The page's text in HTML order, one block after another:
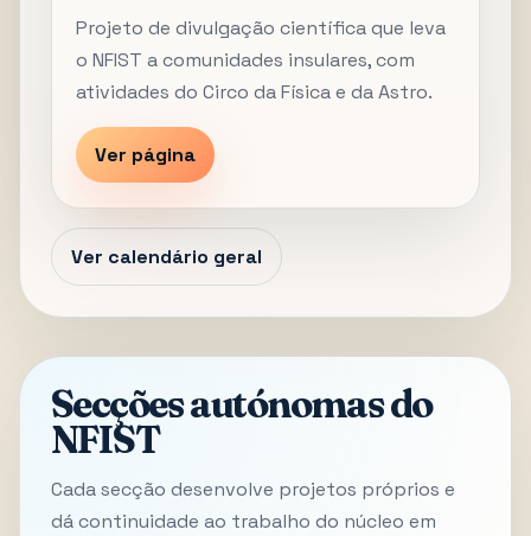
Projeto de divulgação científica que leva
o NFIST a comunidades insulares, com
atividades do Circo da Física e da Astro.
Ver página
Ver calendário geral
Secções autónomas do
NFIST
Cada secção desenvolve projetos próprios e
dá continuidade ao trabalho do núcleo em